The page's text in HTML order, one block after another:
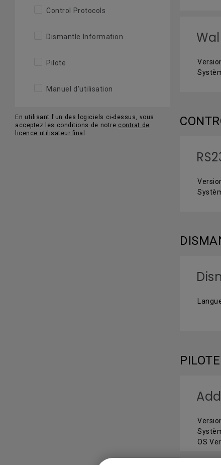
Control Protocols
Dismantle Information
Pilote
Manuel d’utilisation
En utilisant l'un des logiciels ci-dessus, vous
acceptez les conditions de notre contrat de
licence utilisateur final .
PILOTE
OS